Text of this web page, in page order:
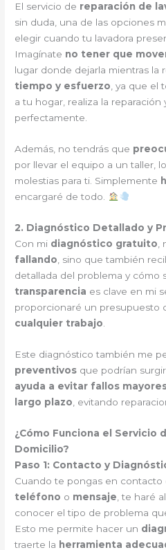
El servicio de reparación de
sin duda, una de las opciones
elegir cuando tu lavadora
Imagínate no tener que
lugar donde dejarla mientras la
tiempo y esfuerzo , ya que el
a tu hogar, realiza la
perfectamente.
Además, no tendrás que
por llevar el equipo a un taller,
molestias para ti. Simplemente
encargaré de todo.
2. Diagnóstico Detallado y
Con mi diagnóstico gratuito
fallando , sino que también
detallada del problema y cómo
transparencia es clave en mi
proporcionaré un presupuesto
cualquier trabajo
Este diagnóstico también me
preventivos que podrían
ayuda a evitar fallos
largo plazo , evitando
¿Cómo Funciona el Servicio
Domicilio?
Paso 1: Contacto y
Cuando te pongas en contacto
teléfono o mensaje , te haré
conocer el tipo de problema
Esto me permite hacer un
traerte la herramienta